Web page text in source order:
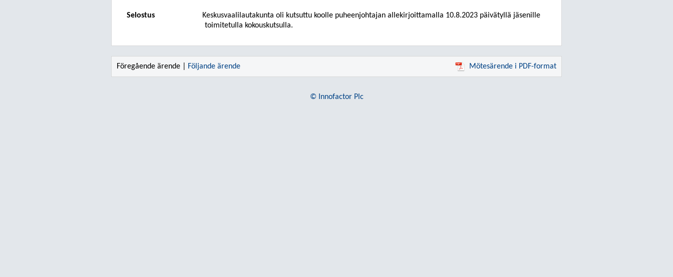
Selostus Keskusvaalilautakunta oli kutsuttu koollepuheenjohtajan allekirjoittamalla 10.8.2023päivätyllä jäsenille
toimitetulla kokouskutsulla.
Föregående ärende | Följande ärende Mötesärende i PDF-format
© Innofactor Plc